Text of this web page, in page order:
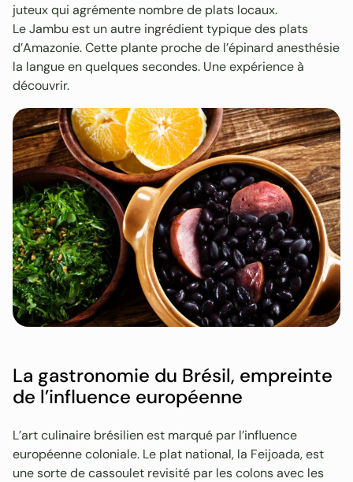
juteux qui agrémente nombre de plats locaux.
Le Jambu est un autre ingrédient typique des plats
d’Amazonie. Cette plante proche de l’épinard anesthésie
la langue en quelques secondes. Une expérience à
découvrir.
La gastronomie du Brésil, empreinte
de l’influence européenne
L’art culinaire brésilien est marqué par l’influence
européenne coloniale. Le plat national, la Feijoada, est
une sorte de cassoulet revisité par les colons avec les